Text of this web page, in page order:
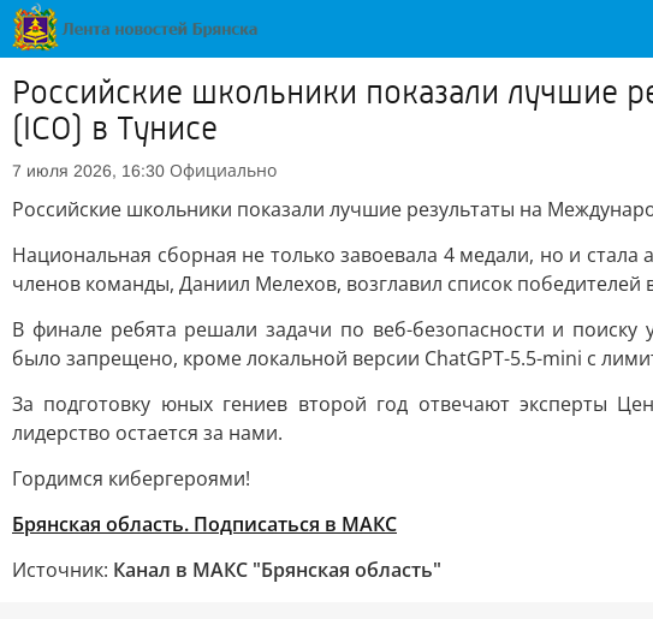
Российские школьники показали лучшие
(ICO) в Тунисе
7 июля 2026, 16:30 Официально
Российские школьники показали лучшие результаты на
Национальная сборная не только завоевала 4 медали, но и
членов команды, Даниил Мелехов, возглавил список победителей
В финале ребята решали задачи по веб-безопасности и
было запрещено, кроме локальной версии ChatGPT-5.5-mini с
За подготовку юных гениев второй год отвечают эксперты
лидерство остается за нами.
Гордимся кибергероями!
Брянская область. Подписаться в МАКС
Источник: Канал в МАКС "Брянская область"